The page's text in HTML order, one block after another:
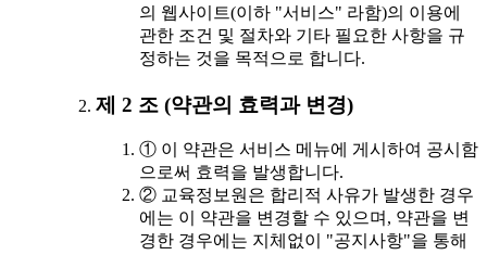
의 웹사이트(이하 "서비스" 라함)의 이용에
관한 조건 및 절차와 기타 필요한 사항을 규
정하는 것을 목적으로 합니다.
제 2 조 (약관의 효력과 변경)
① 이 약관은 서비스 메뉴에 게시하여 공시함
으로써 효력을 발생합니다.
② 교육정보원은 합리적 사유가 발생한 경우
에는 이 약관을 변경할 수 있으며, 약관을 변
경한 경우에는 지체없이 "공지사항"을 통해